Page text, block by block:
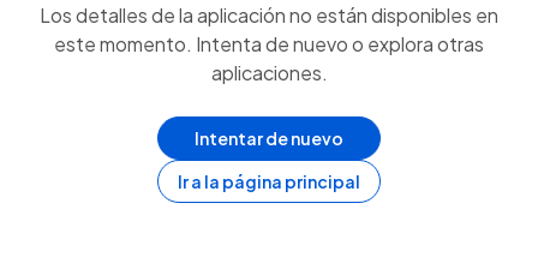
Los detalles de la aplicación no están disponibles en
este momento. Intenta de nuevo o explora otras
aplicaciones.
Intentar de nuevo
Ir a la página principal